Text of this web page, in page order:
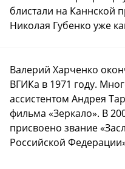
блистали на Каннской
Николая Губенко уже
Валерий Харченко
ВГИКа в 1971 году.
ассистентом Андрея
фильма «Зеркало». В
присвоено звание
Российской